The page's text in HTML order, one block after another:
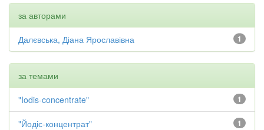
за авторами
1
Далєвська, Діана Ярославівна
за темами
1
"Iodis-concentrate"
1
"Йодіс-концентрат"